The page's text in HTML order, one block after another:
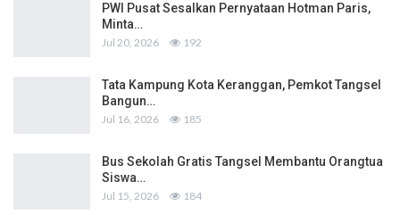
PWI Pusat Sesalkan Pernyataan Hotman Paris,
Minta…
Jul 20, 2026 192
Tata Kampung Kota Keranggan, Pemkot Tangsel
Bangun…
Jul 16, 2026 185
Bus Sekolah Gratis Tangsel Membantu Orangtua
Siswa…
Jul 15, 2026 184